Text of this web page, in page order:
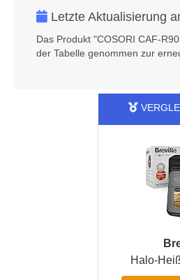
Letzte Aktualisierung
Das Produkt "COSORI CAF-
der Tabelle genommen zur
Halo-